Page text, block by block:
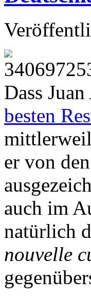
Dass
besten
er von
auch im
natürlich
nouvelle